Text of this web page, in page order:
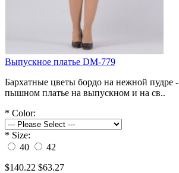
Выпускное платье DM-779
Бархатные цветы бордо на нежной пудре
пышном платье на выпускном и на св..
* Color:
* Size:
40
42
$140.22 $63.27